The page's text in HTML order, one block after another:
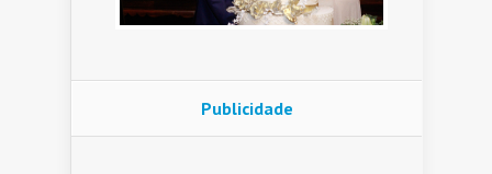
Publicidade